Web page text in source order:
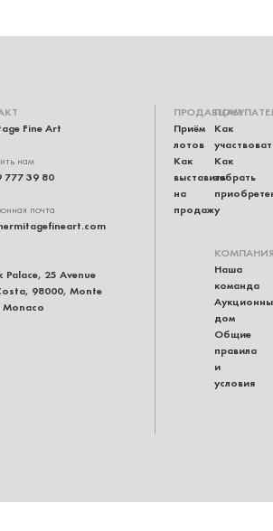
Fine Art
нам
777 39 80
почта
Palace, 25 Avenue
98000, Monte
Monaco
ПРОДАВЦАМ
Приём
лотов
Как
выставить
на
продажу
Как
Как
забрать
Наша
команда
дом
Общие
правила
и
условия